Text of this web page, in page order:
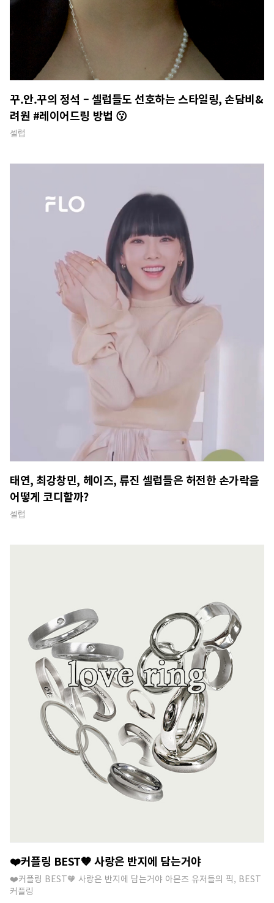
꾸.안.꾸의 정석 – 셀럽들도 선호하는 스타일링, 손담비&
려원 #레이어드링 방법 😗
셀럽
태연, 최강창민, 헤이즈, 류진 셀럽들은 허전한 손가락을
어떻게 코디할까?
셀럽
❤️커플링 BEST🧡 사랑은 반지에 담는거야
❤️커플링 BEST🧡 사랑은 반지에 담는거야 아몬즈 유저들의 픽, BEST
커플링